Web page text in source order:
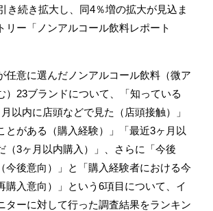
き続き拡大し、同4％増の拡大が見込ま
リー「ノンアルコール飲料レポート
意に選んだノンアルコール飲料（微ア
）23ブランドについて、「知っている
月以内に店頭などで見た（店頭接触）」
とがある（購入経験）」「最近3ヶ月以
（3ヶ月以内購入）」、さらに「今後
今後意向）」と「購入経験者における今
購入意向）」という6項目について、イ
ターに対して行った調査結果をランキン